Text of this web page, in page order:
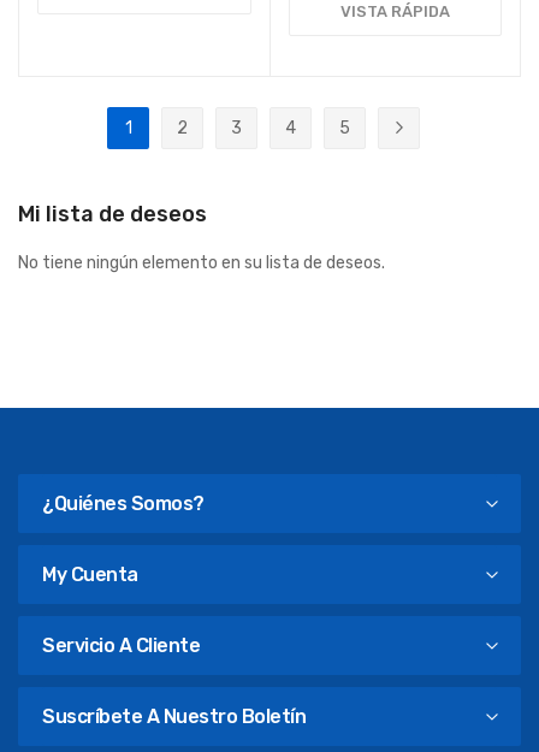
VISTA RÁPIDA
Página
Actualmente estás leyendo página
1
2
3
4
5
Mi lista de deseos
No tiene ningún elemento en su lista de deseos.
¿Quiénes Somos?
My Cuenta
Servicio A Cliente
Suscríbete A Nuestro Boletín